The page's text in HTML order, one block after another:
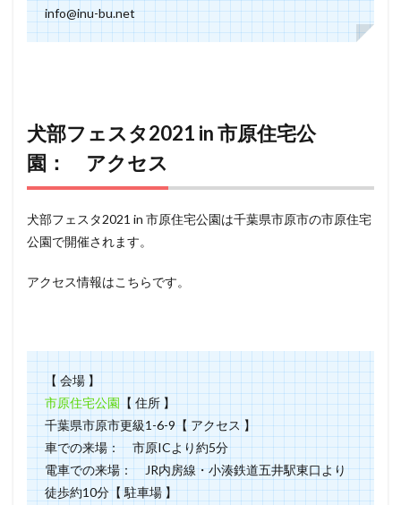
info@inu-bu.net
犬部フェスタ2021 in 市原住宅公
園： アクセス
犬部フェスタ2021 in 市原住宅公園は千葉県市原市の市原住宅
公園で開催されます。
アクセス情報はこちらです。
【 会場 】
市原住宅公園【 住所 】
千葉県市原市更級1-6-9【 アクセス 】
車での来場： 市原ICより約5分
電車での来場： JR内房線・小湊鉄道五井駅東口より
徒歩約10分【 駐車場 】